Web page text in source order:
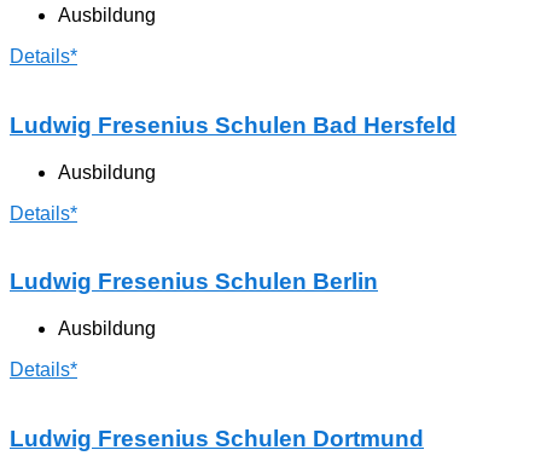
Ausbildung
Details*
Ludwig Fresenius Schulen Bad Hersfeld
Ausbildung
Details*
Ludwig Fresenius Schulen Berlin
Ausbildung
Details*
Ludwig Fresenius Schulen Dortmund